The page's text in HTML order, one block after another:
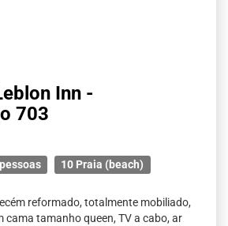
Inn -
703
10 Praia (beach)
reformado, totalmente mobiliado,
cama tamanho queen, TV a cabo, ar